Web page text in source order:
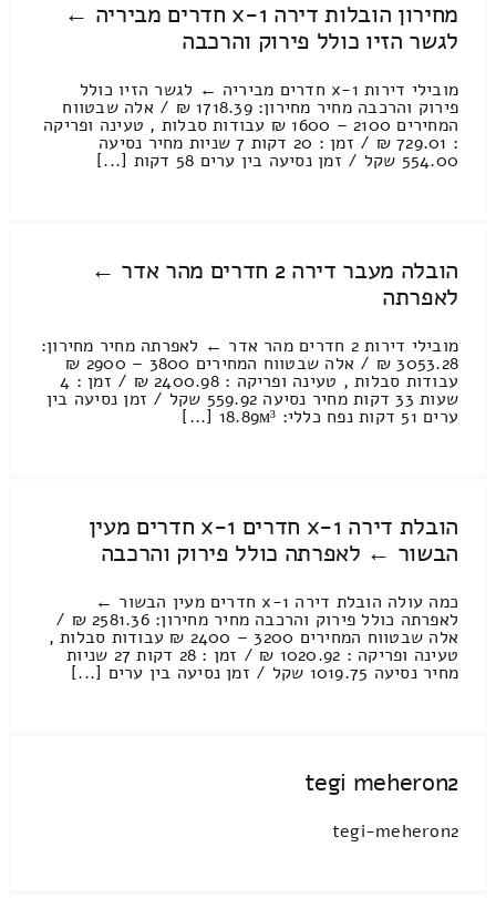
מחירון הובלות דירה 1-x חדרים מביריה ←
לגשר הזיו כולל פירוק והרכבה
מובילי דירות 1-x חדרים מביריה ← לגשר הזיו כולל
פירוק והרכבה מחיר מחירון: 1718.39 ₪ / אלה שבטווח
המחירים 2100 – 1600 ₪ עבודות סבלות , טעינה ופריקה
: 729.01 ₪ / זמן : 20 דקות 7 שניות מחיר נסיעה
554.00 שקל / זמן נסיעה בין ערים 58 דקות [...]
הובלה מעבר דירה 2 חדרים מהר אדר ←
לאפרתה
מובילי דירות 2 חדרים מהר אדר ← לאפרתה מחיר מחירון:
3053.28 ₪ / אלה שבטווח המחירים 3800 – 2900 ₪
עבודות סבלות , טעינה ופריקה : 2400.98 ₪ / זמן : 4
שעות 33 דקות מחיר נסיעה 559.92 שקל / זמן נסיעה בין
ערים 51 דקות נפח כללי: 18.89м³ [...]
הובלת דירה 1-x חדרים 1-x חדרים מעין
הבשור ← לאפרתה כולל פירוק והרכבה
כמה עולה הובלת דירה 1-x חדרים מעין הבשור ←
לאפרתה כולל פירוק והרכבה מחיר מחירון: 2581.36 ₪ /
אלה שבטווח המחירים 3200 – 2400 ₪ עבודות סבלות ,
טעינה ופריקה : 1020.92 ₪ / זמן : 28 דקות 27 שניות
מחיר נסיעה 1019.75 שקל / זמן נסיעה בין ערים [...]
tegi meheron2
tegi-meheron2